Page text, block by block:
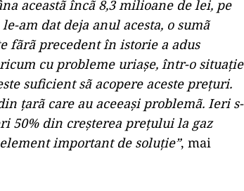
aceastã încã 8,3 milioane de lei, pe
am dat deja anul acesta, o sumã
fãrã precedent în istorie a adus
cu probleme uriaşe, într-o situaţie
suficient sã acopere aceste preţuri.
ţarã care au aceeaşi problemã. Ieri s-
50% din creşterea preţului la gaz
important de soluţie”, mai